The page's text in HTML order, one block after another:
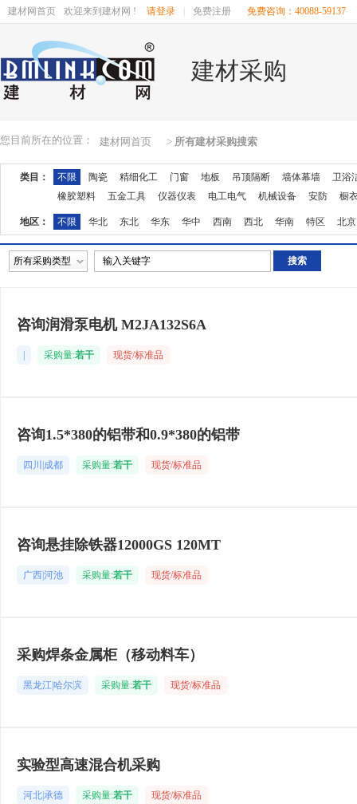
建材网首页 欢迎来到建材网 ! 请登录 免费注册 免费咨询：40088-59137
建材采购
您目前所在的位置： 建材网首页 > 所有建材采购搜索
类目： 不限 陶瓷 精细化工 门窗 地板 吊顶隔断 墙体幕墙
卫浴
橡胶塑料
五金工具 仪器仪表 电工电气 机械设备 安防 橱
地区： 不限 华北 东北 华东 华中 西南 西北 华南 特区
北京
湖南
广东 广西 江西 四川 海南 贵州 云南 西藏
陕西
所有采购类型
咨询润滑泵电机 M2JA132S6A
采购量:若干 现货/标准品
咨询1.5*380的铝带和0.9*380的铝带
四川|成都 采购量:若干 现货/标准品
咨询悬挂除铁器12000GS 120MT
广西|河池 采购量:若干 现货/标准品
采购焊条金属柜（移动料车）
黑龙江|哈尔滨 采购量:若干 现货/标准品
实验型高速混合机采购
河北|承德 采购量:若干 现货/标准品